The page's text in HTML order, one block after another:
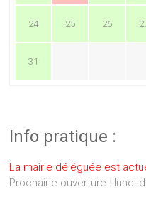
24 25 26
31
Info pratique :
La mairie déléguée est
Prochaine ouverture : lundi